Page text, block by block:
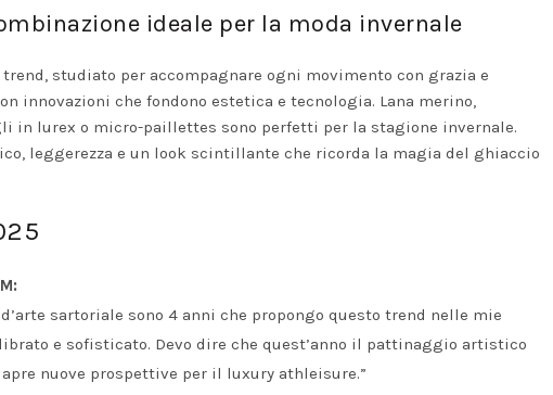
ideale per la moda invernale
studiato per accompagnare ogni movimento con grazia e
innovazioni che fondono estetica e tecnologia. Lana merino,
lurex o micro-paillettes sono perfetti per la stagione invernale.
leggerezza e un look scintillante che ricorda la magia del ghiaccio
sartoriale sono 4 anni che propongo questo trend nelle mie
e sofisticato. Devo dire che quest’anno il pattinaggio artistico
nuove prospettive per il luxury athleisure.”